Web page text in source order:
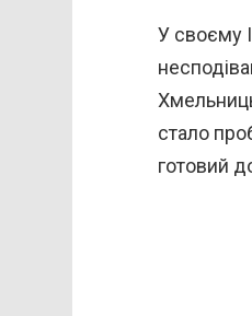
У своєму
стало
готовий